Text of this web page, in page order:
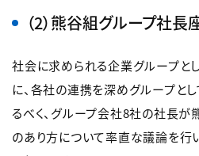
（2）熊谷組グループ社長
社会に求められる企業グループと
に、各社の連携を深めグループと
るべく、グループ会社8社の社長が
のあり方について率直な議論を行